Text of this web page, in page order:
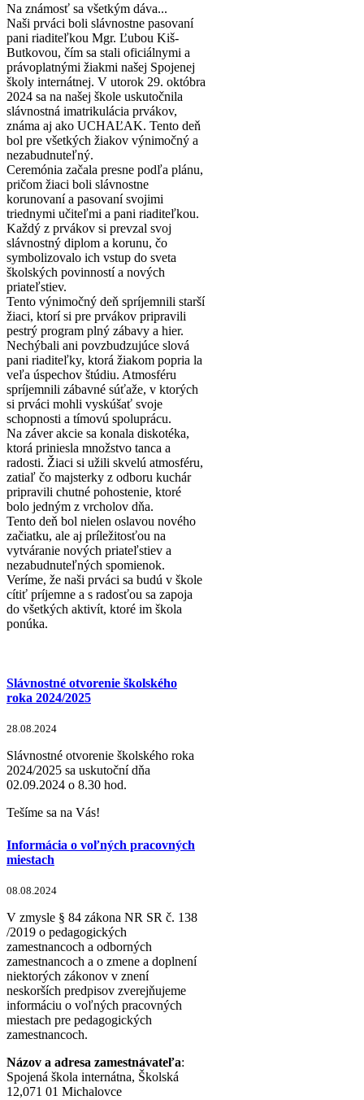
Na známosť sa všetkým dáva...
Naši prváci boli slávnostne pasovaní
pani riaditeľkou Mgr. Ľubou Kiš-
Butkovou, čím sa stali oficiálnymi a
právoplatnými žiakmi našej Spojenej
školy internátnej. V utorok 29. októbra
2024 sa na našej škole uskutočnila
slávnostná imatrikulácia prvákov,
známa aj ako UCHAĽAK. Tento deň
bol pre všetkých žiakov výnimočný a
nezabudnuteľný.
Ceremónia začala presne podľa plánu,
pričom žiaci boli slávnostne
korunovaní a pasovaní svojimi
triednymi učiteľmi a pani riaditeľkou.
Každý z prvákov si prevzal svoj
slávnostný diplom a korunu, čo
symbolizovalo ich vstup do sveta
školských povinností a nových
priateľstiev.
Tento výnimočný deň spríjemnili starší
žiaci, ktorí si pre prvákov pripravili
pestrý program plný zábavy a hier.
Nechýbali ani povzbudzujúce slová
pani riaditeľky, ktorá žiakom popria la
veľa úspechov štúdiu. Atmosféru
spríjemnili zábavné súťaže, v ktorých
si prváci mohli vyskúšať svoje
schopnosti a tímovú spoluprácu.
Na záver akcie sa konala diskotéka,
ktorá priniesla množstvo tanca a
radosti. Žiaci si užili skvelú atmosféru,
zatiaľ čo majsterky z odboru kuchár
pripravili chutné pohostenie, ktoré
bolo jedným z vrcholov dňa.
Tento deň bol nielen oslavou nového
začiatku, ale aj príležitosťou na
vytváranie nových priateľstiev a
nezabudnuteľných spomienok.
Veríme, že naši prváci sa budú v škole
cítiť príjemne a s radosťou sa zapoja
do všetkých aktivít, ktoré im škola
ponúka.
Slávnostné otvorenie školského
roka 2024/2025
28.08.2024
Slávnostné otvorenie školského roka
2024/2025 sa uskutoční dňa
02.09.2024 o 8.30 hod.
Tešíme sa na Vás!
Informácia o voľných pracovných
miestach
08.08.2024
V zmysle § 84 zákona NR SR č. 138
/2019 o pedagogických
zamestnancoch a odborných
zamestnancoch a o zmene a doplnení
niektorých zákonov v znení
neskorších predpisov zverejňujeme
informáciu o voľných pracovných
miestach pre pedagogických
zamestnancoch.
Názov a adresa zamestnávateľa:
Spojená škola internátna, Školská
12,071 01 Michalovce